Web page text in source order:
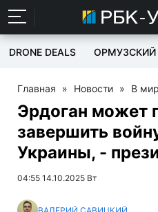
DRONE DEALS ОРМУЗСКИЙ
Главная » Новости » В
Эрдоган может
завершить
Украины, -
04:55 14.10.2025 Вт
ВАЛЕРИЙ САВИЦКИЙ